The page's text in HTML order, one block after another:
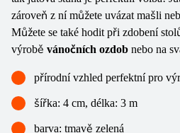
zároveň z ní můžete uvázat mašli
Můžete se také hodit při zdobení
výrobě vánočních ozdob nebo na
přírodní vzhled perfektní pro
šířka: 4 cm, délka: 3 m
barva: tmavě zelená